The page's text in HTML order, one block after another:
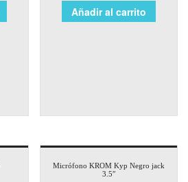
Añadir al carrito
Micrófono KROM Kyp Negro jack
3.5″